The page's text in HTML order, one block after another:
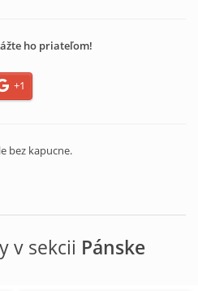
ho priateľom!
+1
bez kapucne.
v sekcii Pánske